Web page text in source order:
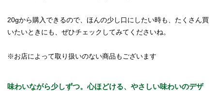
20gから購入できるので、ほんの少し口にしたい時も、たくさん買
いたいときにも、ぜひチェックしてみてくださいね。
※お店によって取り扱いのない商品もございます
味わいながら少しずつ。心ほどける、やさしい味わいのデザ